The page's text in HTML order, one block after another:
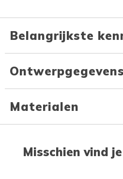
Belangrijkste
Ontwerpgegevens
Materialen
Misschien vind